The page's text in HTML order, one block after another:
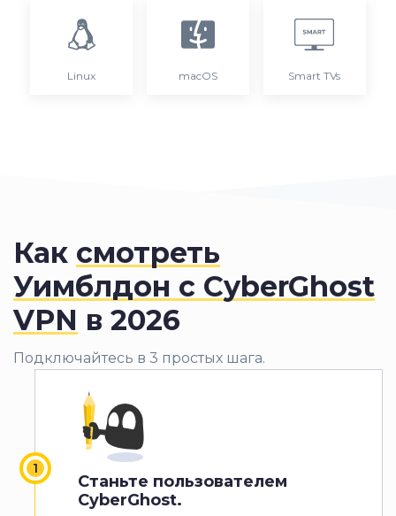
Linux macOS Smart TVs
Как смотреть
Уимблдон с CyberGhost
VPN в 2026
Подключайтесь в 3 простых шага.
Станьте пользователем
CyberGhost.